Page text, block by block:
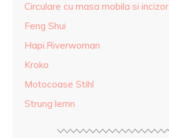
Circulare cu masa mobila si incizor
Feng Shui
Hapi.Riverwoman
Kroko
Motocoase Stihl
Strung lemn